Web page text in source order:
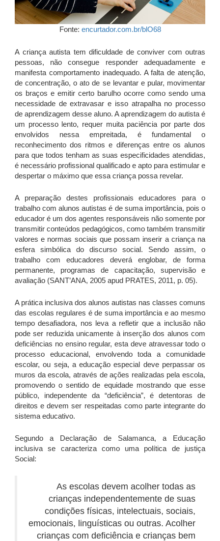
Fonte: encurtador.com.br/blO68
A criança autista tem dificuldade de conviver com outras
pessoas, não consegue responder adequadamente e
manifesta comportamento inadequado. A falta de atenção,
de concentração, o ato de se levantar e pular, movimentar
os braços e emitir certo barulho ocorre como sendo uma
necessidade de extravasar e isso atrapalha no processo
de aprendizagem desse aluno. A aprendizagem do autista é
um processo lento, requer muita paciência por parte dos
envolvidos nessa empreitada, é fundamental o
reconhecimento dos ritmos e diferenças entre os alunos
para que todos tenham as suas especificidades atendidas,
é necessário profissional qualificado e apto para estimular e
despertar o máximo que essa criança possa revelar.
A preparação destes profissionais educadores para o
trabalho com alunos autistas é de suma importância, pois o
educador é um dos agentes responsáveis não somente por
transmitir conteúdos pedagógicos, como também transmitir
valores e normas sociais que possam inserir a criança na
esfera simbólica do discurso social. Sendo assim, o
trabalho com educadores deverá englobar, de forma
permanente, programas de capacitação, supervisão e
avaliação (SANT’ANA, 2005 apud PRATES, 2011, p. 05).
A prática inclusiva dos alunos autistas nas classes comuns
das escolas regulares é de suma importância e ao mesmo
tempo desafiadora, nos leva a refletir que a inclusão não
pode ser reduzida unicamente à inserção dos alunos com
deficiências no ensino regular, esta deve atravessar todo o
processo educacional, envolvendo toda a comunidade
escolar, ou seja, a educação especial deve perpassar os
muros da escola, através de ações realizadas pela escola,
promovendo o sentido de equidade mostrando que esse
público, independente da “deficiência”, é detentoras de
direitos e devem ser respeitadas como parte integrante do
sistema educativo.
Segundo a Declaração de Salamanca, a Educação
inclusiva se caracteriza como uma política de justiça
Social:
As escolas devem acolher todas as
crianças independentemente de suas
condições físicas, intelectuais, sociais,
emocionais, linguísticas ou outras. Acolher
crianças com deficiência e crianças bem